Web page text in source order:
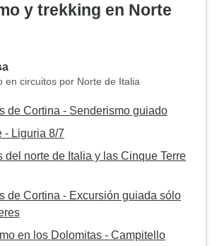
y trekking en Norte
en circuitos por Norte de Italia
de Cortina - Senderismo guiado
- Liguria 8/7
del norte de Italia y las Cinque Terre
de Cortina - Excursión guiada sólo
en los Dolomitas - Campitello